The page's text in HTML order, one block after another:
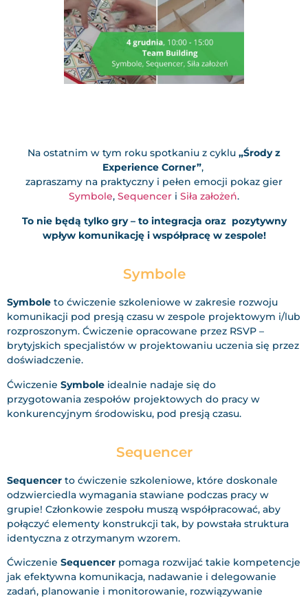
Na ostatnim w tym roku spotkaniu z cyklu „Środy z
Experience Corner”,
zapraszamy na praktyczny i pełen emocji pokaz gier
Symbole, Sequencer i Siła założeń.
To nie będą tylko gry – to integracja oraz pozytywny
wpływ komunikację i współpracę w zespole!
Symbole
Symbole to ćwiczenie szkoleniowe w zakresie rozwoju
komunikacji pod presją czasu w zespole projektowym i/lub
rozproszonym. Ćwiczenie opracowane przez RSVP –
brytyjskich specjalistów w projektowaniu uczenia się przez
doświadczenie.
Ćwiczenie Symbole idealnie nadaje się do
przygotowania zespołów projektowych do pracy w
konkurencyjnym środowisku, pod presją czasu.
Sequencer
Sequencer to ćwiczenie szkoleniowe, które doskonale
odzwierciedla wymagania stawiane podczas pracy w
grupie! Członkowie zespołu muszą współpracować, aby
połączyć elementy konstrukcji tak, by powstała struktura
identyczna z otrzymanym wzorem.
Ćwiczenie Sequencer pomaga rozwijać takie kompetencje
jak efektywna komunikacja, nadawanie i delegowanie
zadań, planowanie i monitorowanie, rozwiązywanie